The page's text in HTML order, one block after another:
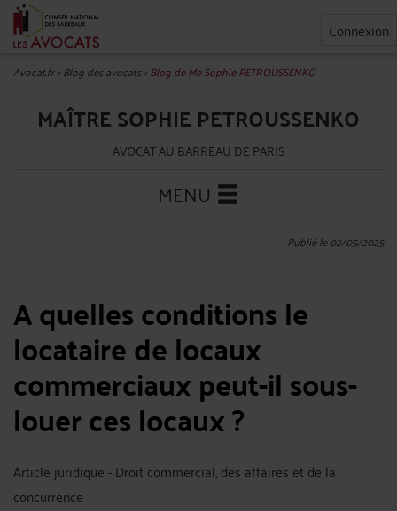
Connexion
Avocat.fr>Blog des avocats>Blog de Me Sophie PETROUSSENKO
MAÎTRE SOPHIE PETROUSSENKO
AVOCAT AU BARREAU DE PARIS
MENU
Publié le 02/05/2025
A quelles conditions le
locataire de locaux
commerciaux peut-il sous-
louer ces locaux ?
Article juridique - Droit commercial, des affaires et de la
concurrence